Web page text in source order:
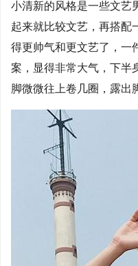
小清新的风格是一些文艺
起来就比较文艺，再搭配
得更帅气和更文艺了，一
案，显得非常大气，下半
脚微微往上卷几圈，露出